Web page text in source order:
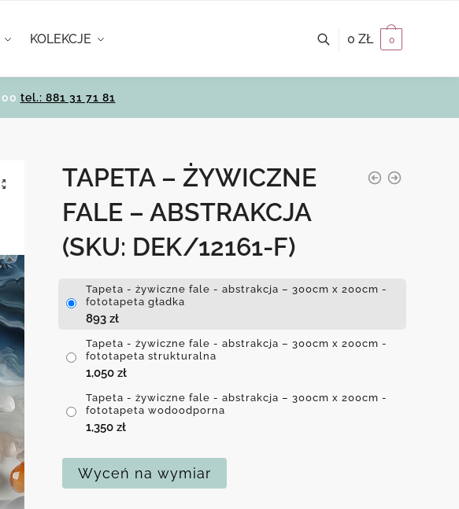
KOLEKCJE 0 ZŁ 0
tel.: 881 31 71 81
TAPETA – ŻYWICZNE
FALE – ABSTRAKCJA
(SKU: DEK/12161-F)
Tapeta - żywiczne fale - abstrakcja – 300cm x 200cm -
fototapeta gładka
893 zł
Tapeta - żywiczne fale - abstrakcja – 300cm x 200cm -
fototapeta strukturalna
1,050 zł
Tapeta - żywiczne fale - abstrakcja – 300cm x 200cm -
fototapeta wodoodporna
1,350 zł
Wyceń na wymiar